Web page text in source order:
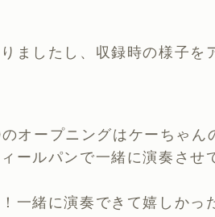
ましたし、収録時の様子を
オープニングはケーちゃん
ールパンで一緒に演奏させ
一緒に演奏できて嬉しかっ